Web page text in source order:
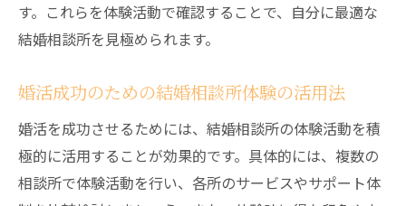
す。これらを体験活動で確認することで、自分に最適な
結婚相談所を見極められます。
婚活成功のための結婚相談所体験の活用法
婚活を成功させるためには、結婚相談所の体験活動を積
極的に活用することが効果的です。具体的には、複数の
相談所で体験活動を行い、各所のサービスやサポート体